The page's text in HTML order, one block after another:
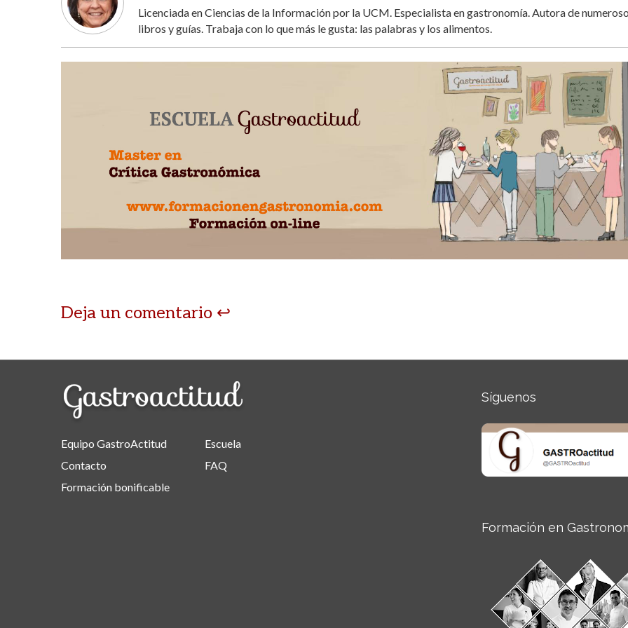
Licenciada en Ciencias de la Información por la UCM. Especialista en gastronomía. Autora de
libros y guías. Trabaja con lo que más le gusta: las palabras y los alimentos.
Deja un comentario
Equipo GastroActitud
Contacto
Formación bonificable
Escuela
FAQ
Síguenos
Formación en